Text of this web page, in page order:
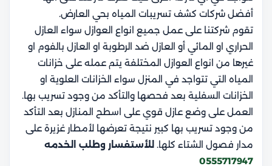
أفضل شركات كشف تسريبات المياه بحي العارض.
تقوم شركتنا على عمل جميع انواع العوازل سواء العازل
الحراري او المائي أو العازل ضد الرطوبة او العازل بالفوم او
غيرها من انواع العوازل المختلفة يتم عمله على خزانات
المياه التي تتواجد في المنزل سواء الخزانات العلوية او
الخزانات السفلية بعد فحصها والتأكد من وجود تسريب بها.
العمل على وضع عازل قوي على اسطح المنازل بعد التأكد
من وجود تسريب بها كبير نتيجة تعرضها لأمطار غزيرة على
مدار فصول الشتاء كلها. للأستفسار وطلب الخدمه
0555717947